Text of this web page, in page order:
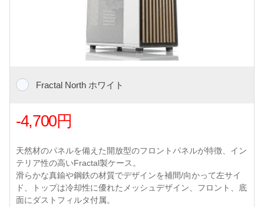
Fractal North ホワイト
-4,700円
天然材のパネルを備えた開放型のフロントパネルが特徴、イン
テリア性の高いFractal製ケース。
滑らかな真鍮や鋼鉄の材質でデザインを補間/向かって左サイ
ド、トップは冷却性に優れたメッシュデザイン、フロント、底
面にダストフィルタ付属。